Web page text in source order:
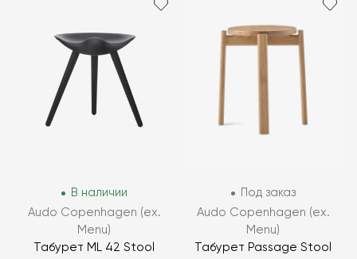
В наличии
Audo Copenhagen (ex.
Menu)
Табурет ML 42 Stool
Под заказ
Audo Copenhagen (ex.
Menu)
Табурет Passage Stool